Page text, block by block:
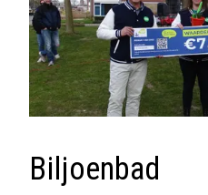
Biljoenbad